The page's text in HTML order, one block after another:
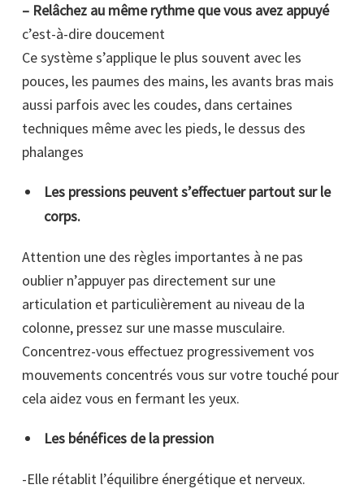
– Relâchez au même rythme que vous avez appuyé
c’est-à-dire doucement
Ce système s’applique le plus souvent avec les
pouces, les paumes des mains, les avants bras mais
aussi parfois avec les coudes, dans certaines
techniques même avec les pieds, le dessus des
phalanges
Les pressions peuvent s’effectuer partout sur le
corps.
Attention une des règles importantes à ne pas
oublier n’appuyer pas directement sur une
articulation et particulièrement au niveau de la
colonne, pressez sur une masse musculaire.
Concentrez-vous effectuez progressivement vos
mouvements concentrés vous sur votre touché pour
cela aidez vous en fermant les yeux.
Les bénéfices de la pression
-Elle rétablit l’équilibre énergétique et nerveux.